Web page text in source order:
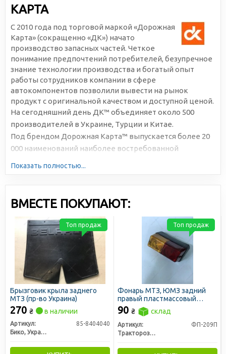
КАРТА
С 2010 года под торговой маркой «Дорожная
Карта» (сокращенно «ДК») начато
производство запасных частей. Четкое
понимание предпочтений потребителей, безупречное
знание технологии производства и богатый опыт
работы сотрудников компании в сфере
автокомпонентов позволили вывести на рынок
продукт с оригинальной качеством и доступной ценой.
На сегодняшний день ДК™ объединяет около 500
производителей в Украине, Турции и Китае.
Под брендом Дорожная Карта™ выпускается более 20
000 наименований наиболее востребованной
Показать полностью...
ВМЕСТЕ ПОКУПАЮТ:
Брызговик крыла заднего
МТЗ (пр-во Украина)
270 ₴ в наличии
Артикул:
85-8404040
Бико, Украина
Топ продаж
Фонарь МТЗ, ЮМЗ задний
правый пластмассовый
корпус, 160x87x98 (Руслан-
Комплект)
90 ₴ склад
Артикул:
ФП-209П
Тракторозапчасть г. Ромны
Топ продаж